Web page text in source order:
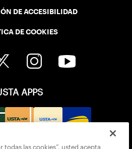
DE ACCESIBILIDAD
DE COOKIES
APPS
todas las cookies”, usted acepta